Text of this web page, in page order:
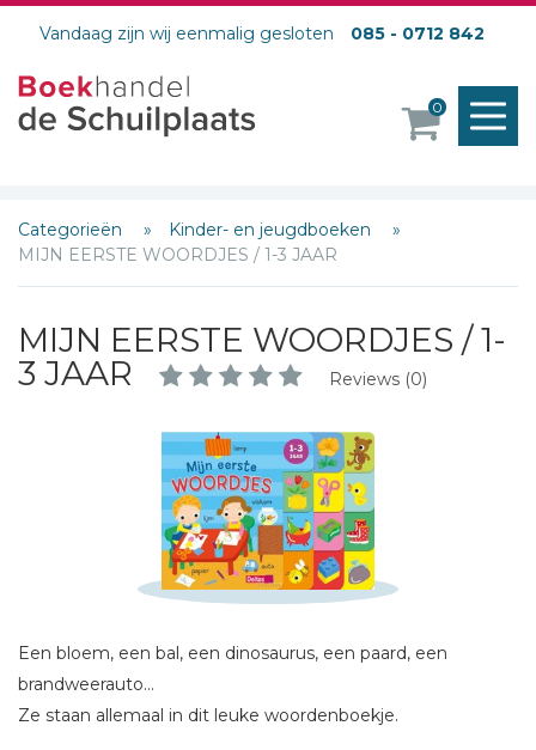
Vandaag zijn wij eenmalig gesloten 085 - 0712 842
0
Categorieën
Kinder- en jeugdboeken
MIJN EERSTE WOORDJES / 1-3 JAAR
MIJN EERSTE WOORDJES / 1-
3 JAAR
Reviews (0)
Een bloem, een bal, een dinosaurus, een paard, een
brandweerauto...
Ze staan allemaal in dit leuke woordenboekje.
Schrijf hieronder je review!
Bericht *